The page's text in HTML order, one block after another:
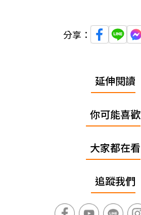
分享：
延伸閱讀
你可能喜歡
大家都在看
追蹤我們